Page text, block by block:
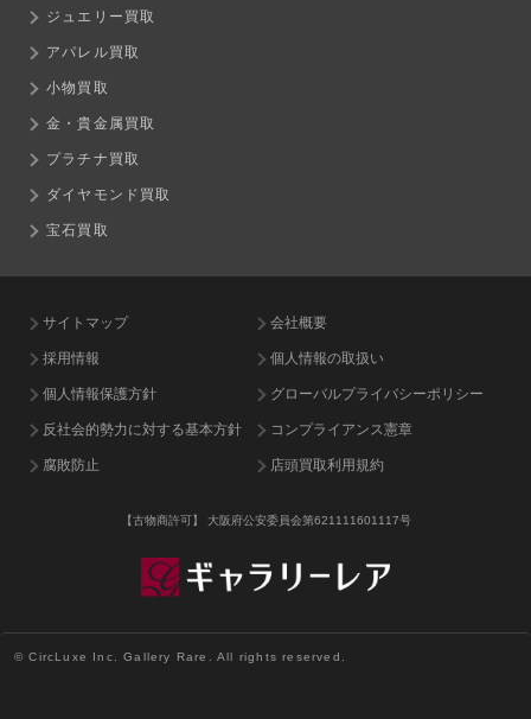
ジュエリー買取
アパレル買取
小物買取
金・貴金属買取
プラチナ買取
ダイヤモンド買取
宝石買取
サイトマップ 会社概要
採用情報 個人情報の取扱い
個人情報保護方針 グローバルプライバシーポリシー
反社会的勢力に対する基本方針 コンプライアンス憲章
腐敗防止 店頭買取利用規約
【古物商許可】 大阪府公安委員会第621111601117号
© CircLuxe Inc. Gallery Rare. All rights reserved.